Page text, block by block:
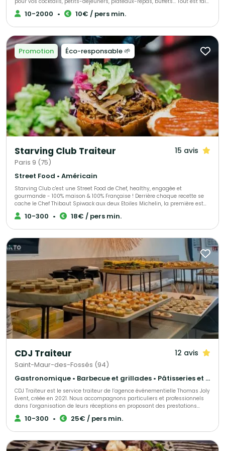
maison, avec des produits frais, de saison livré en contenants
réutilisables 0 déchet ou recyclables en véhicules éléctriques. Du buffet
et votre budget !
10-2000 • 10€ / pers min.
Promotion Éco-responsable 🌱
Starving Club Traiteur 15 avis
Paris 9 (75)
Street Food • Américain
Starving Club c'est une Street Food de Chef, healthy, engagée et
gourmande - 100% maison & 100% Française ! Derrière chaque recette se
cache le Chef Thibaut Spiwack aux deux Etoiles Michelin, la première est
Verte en récompense à son engagement pour une gastronomie durable
et responsable, la seconde, obtenue en 2023, pour sa cuisine moderne et
établissements, notre équipe se fera un plaisir de vous satisfaire ! Avec
Starving Club on se fait plaisir tout en respectant la planète :)
10-300 • 18€ / pers min.
CDJ Traiteur 12 avis
Saint-Maur-des-Fossés (94)
Gastronomique • Barbecue et grillades • Pâtisseries et desserts
CDJ Traiteur est le service traiteur de l’agence événementielle Thomas Joly
Event, créée en 2021. Nous accompagnons particuliers et professionnels
dans l’organisation de leurs réceptions en proposant des prestations
culinaires sur mesure, adaptées à chaque projet. Issu du savoir-faire de
notre agence événementielle, CDJ Traiteur s’inscrit dans une démarche
unique, fidèle à votre image et à vos envies. Notre force réside dans notre
10-300 • 25€ / pers min.